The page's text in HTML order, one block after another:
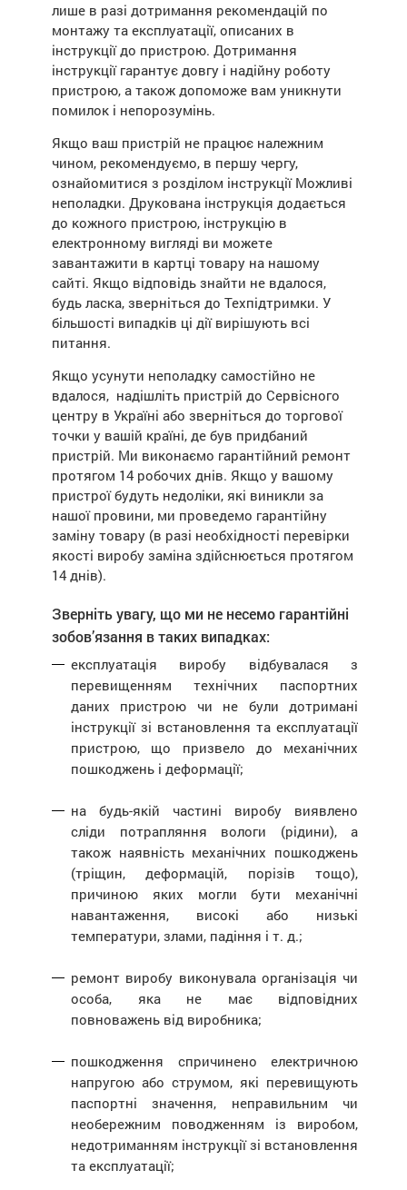
лише в разі дотримання рекомендацій по
монтажу та експлуатації, описаних в
інструкції до пристрою. Дотримання
інструкції гарантує довгу і надійну роботу
пристрою, а також допоможе вам уникнути
помилок і непорозумінь.
Якщо ваш пристрій не працює належним
чином, рекомендуємо, в першу чергу,
ознайомитися з розділом інструкції Можливі
неполадки. Друкована інструкція додається
до кожного пристрою, інструкцію в
електронному вигляді ви можете
завантажити в картці товару на нашому
сайті. Якщо відповідь знайти не вдалося,
будь ласка, зверніться до Техпідтримки. У
більшості випадків ці дії вирішують всі
питання.
Якщо усунути неполадку самостійно не
вдалося, надішліть пристрій до Сервісного
центру в Україні або зверніться до торгової
точки у вашій країні, де був придбаний
пристрій. Ми виконаємо гарантійний ремонт
протягом 14 робочих днів. Якщо у вашому
пристрої будуть недоліки, які виникли за
нашої провини, ми проведемо гарантійну
заміну товару (в разі необхідності перевірки
якості виробу заміна здійснюється протягом
14 днів).
Зверніть увагу, що ми не несемо гарантійні
зобов’язання в таких випадках:
експлуатація виробу відбувалася з
перевищенням технічних паспортних
даних пристрою чи не були дотримані
інструкції зі встановлення та експлуатації
пристрою, що призвело до механічних
пошкоджень і деформації;
на будь-якій частині виробу виявлено
сліди потрапляння вологи (рідини), а
також наявність механічних пошкоджень
(тріщин, деформацій, порізів тощо),
причиною яких могли бути механічні
навантаження, високі або низькі
температури, злами, падіння і т. д.;
ремонт виробу виконувала організація чи
особа, яка не має відповідних
повноважень від виробника;
пошкодження спричинено електричною
напругою або струмом, які перевищують
паспортні значення, неправильним чи
необережним поводженням із виробом,
недотриманням інструкції зі встановлення
та експлуатації;